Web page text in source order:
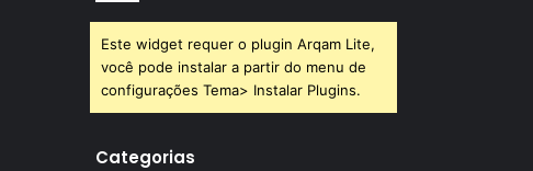
Este widget requer o plugin Arqam Lite,
você pode instalar a partir do menu de
configurações Tema> Instalar Plugins.
Categorias